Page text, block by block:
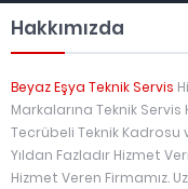
Hakkımızda
Beyaz Eşya Teknik Servis
Markalarına Teknik
Tecrübeli Teknik Kadrosu
Yıldan Fazladır Hizmet
Hizmet Veren Firmamız.